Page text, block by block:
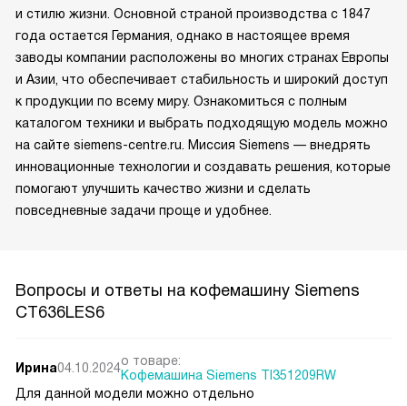
и стилю жизни. Основной страной производства с 1847
года остается Германия, однако в настоящее время
заводы компании расположены во многих странах Европы
и Азии, что обеспечивает стабильность и широкий доступ
к продукции по всему миру. Ознакомиться с полным
каталогом техники и выбрать подходящую модель можно
на сайте siemens-centre.ru. Миссия Siemens — внедрять
инновационные технологии и создавать решения, которые
помогают улучшить качество жизни и сделать
повседневные задачи проще и удобнее.
Вопросы и ответы на кофемашину Siemens
CT636LES6
Ирина04.10.2024о товаре:
Кофемашина Siemens TI351209RW
Для данной модели можно отдельно